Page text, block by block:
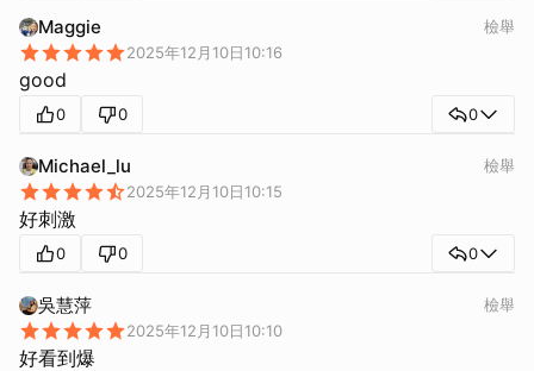
Maggie
2025年12月10日10:16
檢舉
good
0 0 0
Michael_lu
2025年12月10日10:15
檢舉
好刺激
0 0 0
吳慧萍
2025年12月10日10:10
檢舉
好看到爆